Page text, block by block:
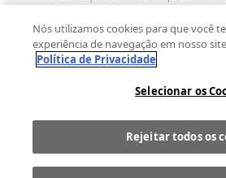
Avenida Zaki Narchi, nº 1650,
Paulo/SP, CEP 02029-001,
2013 Fast Shop - Todos os
Nós utilizamos cookies para que você
experiência de navegação em nosso
Política de Privacidade
Selecionar os
Rejeitar todos os